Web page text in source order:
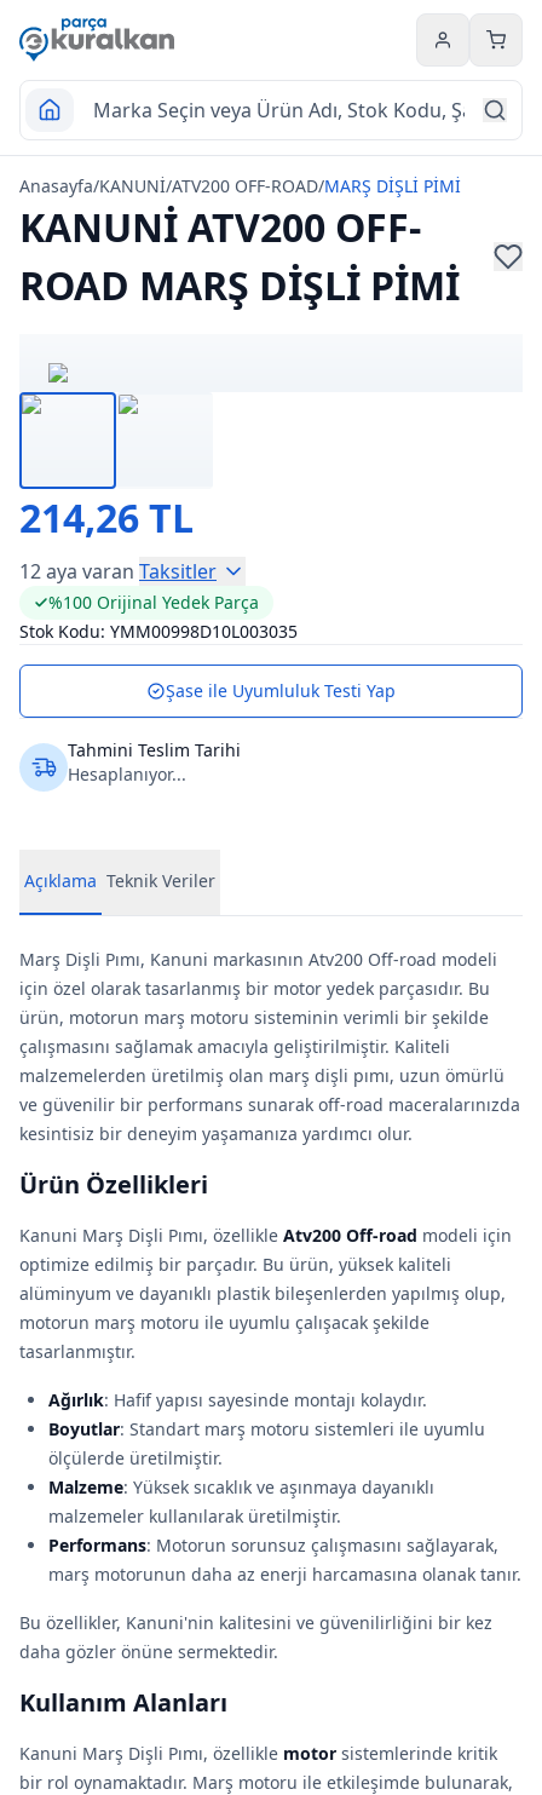
Hesabım
Anasayfa/KANUNİ/ATV200 OFF-ROAD/MARŞ DİŞLİ PİMİ
KANUNİ ATV200 OFF-
ROAD MARŞ DİŞLİ PİMİ
214,26 TL
12 aya varan Taksitler
%100 Orijinal Yedek Parça
Stok Kodu: YMM00998D10L003035
Şase ile Uyumluluk Testi Yap
Tahmini Teslim Tarihi
Hesaplanıyor...
Açıklama Teknik Veriler
Marş Dişli Pımı, Kanuni markasının Atv200 Off-road modeli
için özel olarak tasarlanmış bir motor yedek parçasıdır. Bu
ürün, motorun marş motoru sisteminin verimli bir şekilde
çalışmasını sağlamak amacıyla geliştirilmiştir. Kaliteli
malzemelerden üretilmiş olan marş dişli pımı, uzun ömürlü
ve güvenilir bir performans sunarak off-road maceralarınızda
kesintisiz bir deneyim yaşamanıza yardımcı olur.
Ürün Özellikleri
Kanuni Marş Dişli Pımı, özellikle Atv200 Off-road modeli için
optimize edilmiş bir parçadır. Bu ürün, yüksek kaliteli
alüminyum ve dayanıklı plastik bileşenlerden yapılmış olup,
motorun marş motoru ile uyumlu çalışacak şekilde
tasarlanmıştır.
Ağırlık: Hafif yapısı sayesinde montajı kolaydır.
Boyutlar: Standart marş motoru sistemleri ile uyumlu
ölçülerde üretilmiştir.
Malzeme: Yüksek sıcaklık ve aşınmaya dayanıklı
malzemeler kullanılarak üretilmiştir.
Performans: Motorun sorunsuz çalışmasını sağlayarak,
marş motorunun daha az enerji harcamasına olanak tanır.
Bu özellikler, Kanuni'nin kalitesini ve güvenilirliğini bir kez
daha gözler önüne sermektedir.
Kullanım Alanları
Kanuni Marş Dişli Pımı, özellikle motor sistemlerinde kritik
bir rol oynamaktadır. Marş motoru ile etkileşimde bulunarak,